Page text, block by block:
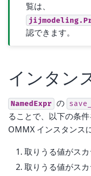
覧は、
認できます。
インタン
NamedExpr の
ることで、以下の条
OMMX インスタンス
取りうる値がス
取りうる値がス